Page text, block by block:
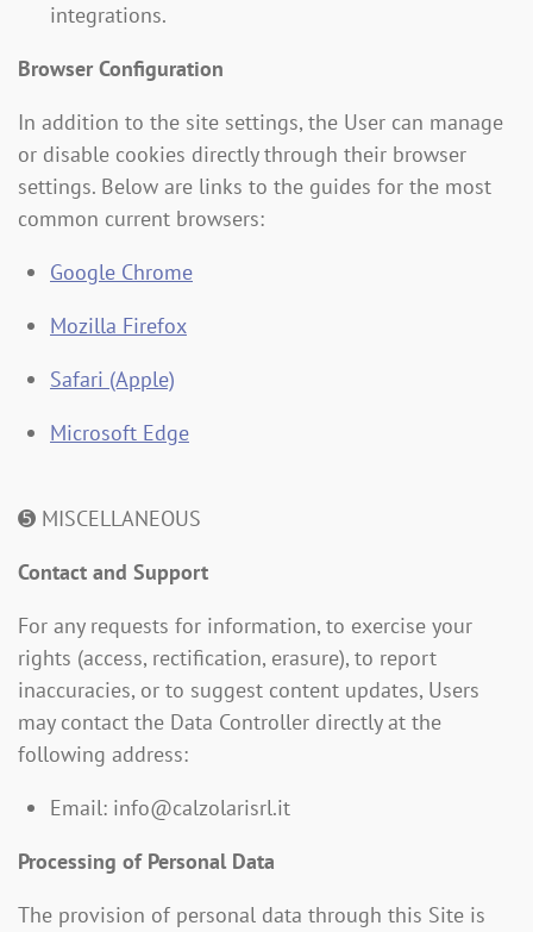
integrations.
Browser Configuration
In addition to the site settings, the User can manage
or disable cookies directly through their browser
settings. Below are links to the guides for the most
common current browsers:
Google Chrome
Mozilla Firefox
Safari (Apple)
Microsoft Edge
➎ MISCELLANEOUS
Contact and Support
For any requests for information, to exercise your
rights (access, rectification, erasure), to report
inaccuracies, or to suggest content updates, Users
may contact the Data Controller directly at the
following address:
Email: info@calzolarisrl.it
Processing of Personal Data
The provision of personal data through this Site is